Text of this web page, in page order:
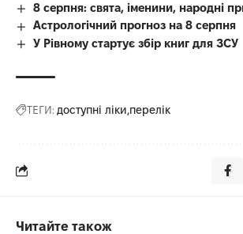
8 серпня: свята, іменини, народні
Астрологічний прогноз на 8 серпня
У Рівному стартує збір книг для ЗСУ
ТЕГИ: доступні ліки перелік
Читайте також